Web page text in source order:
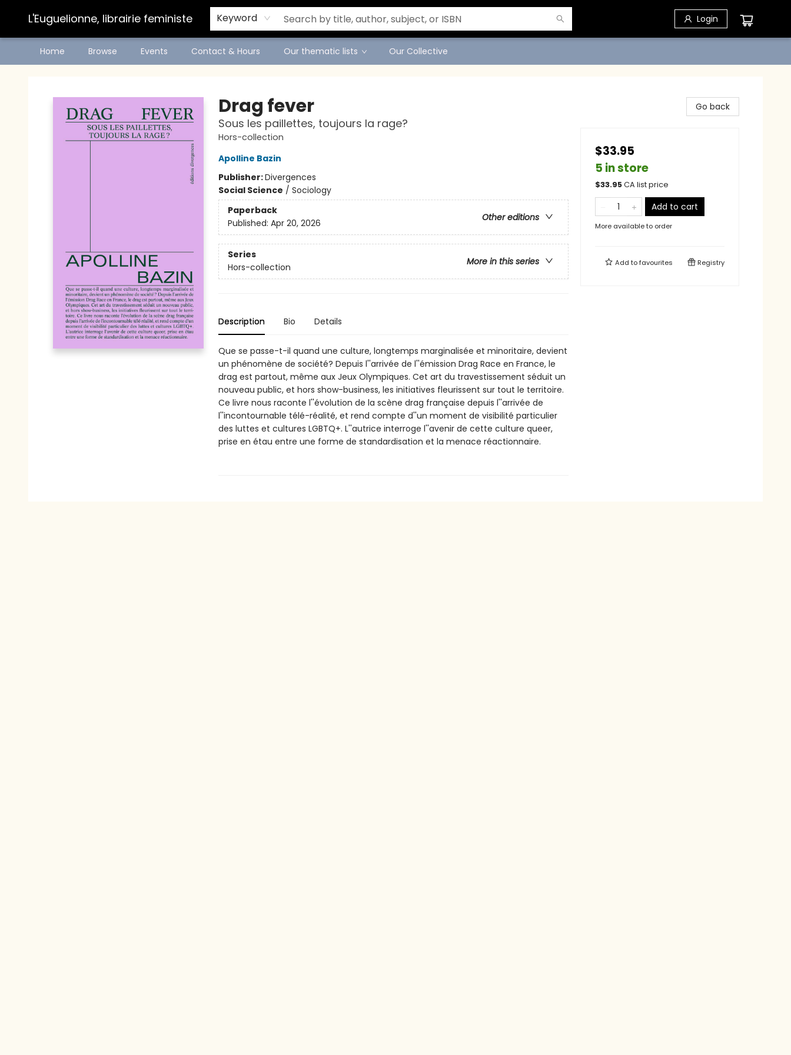
L'Euguelionne, librairie feministe Keyword Login
Home Browse Events Contact & Hours Our thematic lists Our Collective
Drag fever
Sous les paillettes, toujours la rage?
Hors-collection
Apolline Bazin
Publisher:Divergences
Social Science / Sociology
Paperback
Other editions
Published: Apr 20, 2026
Series
More in this series
Hors-collection
Description Bio Details
Que se passe-t-il quand une culture, longtemps marginalisée et minoritaire, devient
un phénomène de société? Depuis l''arrivée de l''émission Drag Race en France, le
drag est partout, même aux Jeux Olympiques. Cet art du travestissement séduit un
nouveau public, et hors show-business, les initiatives fleurissent sur tout le territoire.
Ce livre nous raconte l''évolution de la scène drag française depuis l''arrivée de
l''incontournable télé-réalité, et rend compte d''un moment de visibilité particulier
des luttes et cultures LGBTQ+. L''autrice interroge l''avenir de cette culture queer,
prise en étau entre une forme de standardisation et la menace réactionnaire.
Go back
$33.95
5 in store
$33.95CA list price
Add to cart
More available to order
Add tofavourites Registry